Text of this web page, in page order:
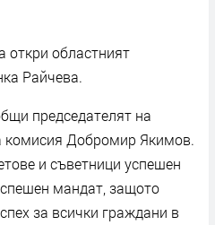
откри областният
Райчева.
председателят на
комисия Добромир Якимов.
и съветници успешен
мандат, защото
за всички граждани в